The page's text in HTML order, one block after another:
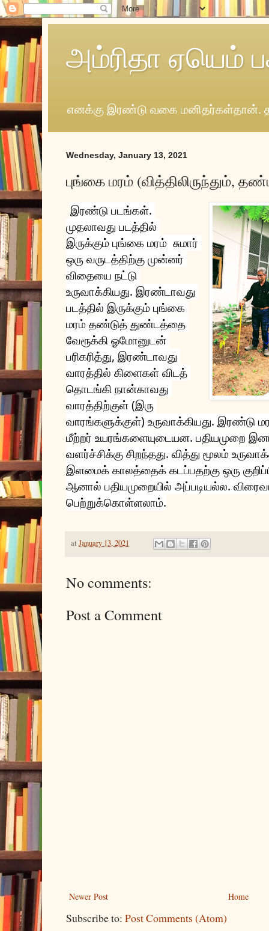
அம்ரிதா ஏயெம்
எனக்கு இரண்டு வகை மனிதர்கள்தான்.
Wednesday, January 13, 2021
புங்கை மரம் (வித்திலிருந்தும்,
இரண்டு படங்கள்.
முதலாவது படத்தில்
இருக்கும் புங்கை மரம்  சுமார்
ஒரு வருடத்திற்கு முன்னர்
விதையை நட்டு
உருவாக்கியது. இரண்டாவது
படத்தில் இருக்கும் புங்கை
மரம் தண்டுத் துண்டத்தை
வேரூக்கி ஓமோனுடன்
பரிகரித்து, இரண்டாவது
வாரத்தில் கிளைகள் விடத்
தொடங்கி நான்காவது
வாரத்திற்குள் (இரு
வாரங்களுக்குள்) உருவாக்கியது. இரண்டு
மீற்றர் உயரங்களையுடையன. பதியமுறை
வளர்ச்சிக்கு சிறந்தது. வித்து மூலம்
இளமைக் காலத்தைக் கடப்பதற்கு ஒரு
ஆனால் பதியமுறையில் அப்படியல்ல.
பெற்றுக்கொள்ளலாம்.
at January 13, 2021
No comments:
Post a Comment
Newer Post Home
Subscribe to: Post Comments (Atom)